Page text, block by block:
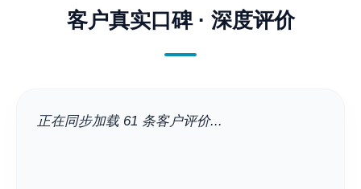
客户真实口碑 · 深度评价
正在同步加载 61 条客户评价...